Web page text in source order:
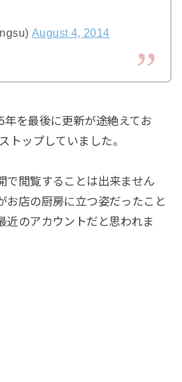
August 4, 2014
を最後に更新が途絶えてお
トップしていました。
で閲覧することは出来ません
お店の厨房に立つ姿だったこと
近のアカウントだと思われま